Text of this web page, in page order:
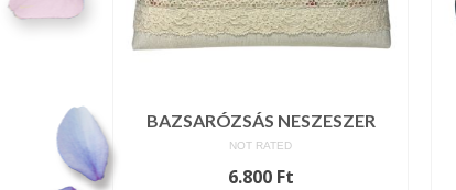
BAZSARÓZSÁS NESZESZER
NOT RATED
6.800 Ft